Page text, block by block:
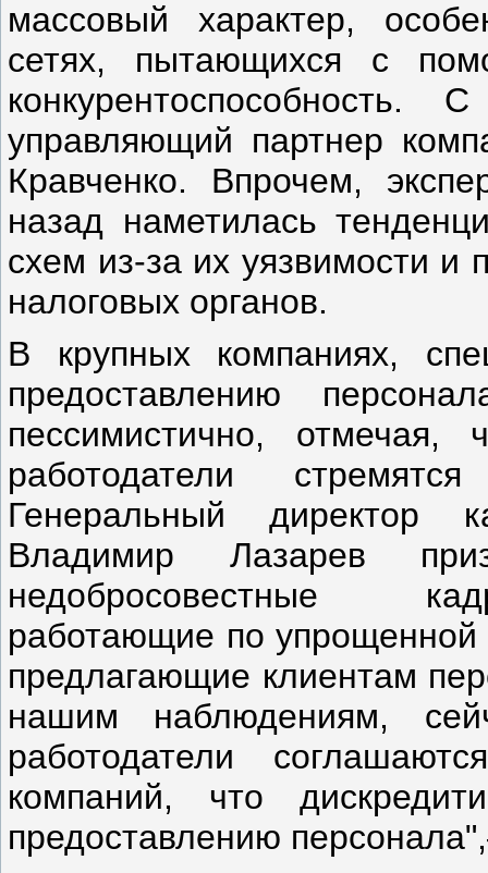
массовый характер,
сетях, пытающихся с
управляющий партнер
Кравченко. Впрочем,
назад наметилась
схем из-за их уязвимости и
налоговых органов.
В крупных компаниях,
предоставлению
пессимистично,
работодатели
Генеральный директор
Владимир Лазарев
недобросовестные
работающие по упрощенной
предлагающие клиентам
нашим наблюдениям,
работодатели
компаний, что
предоставлению